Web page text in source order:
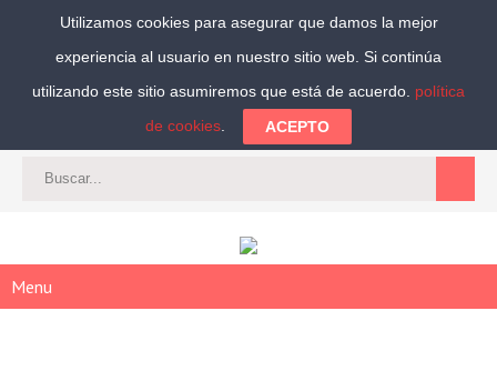
Síguenos:
CAT-ES| ACCEDER | REGISTRARSE
Menu
Utilizamos cookies para asegurar que damos la mejor
experiencia al usuario en nuestro sitio web. Si continúa
utilizando este sitio asumiremos que está de acuerdo. política
de cookies
ACEPTO